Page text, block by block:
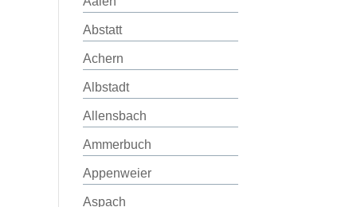
Abstatt
Achern
Albstadt
Allensbach
Ammerbuch
Appenweier
Aspach